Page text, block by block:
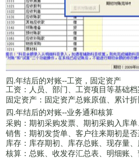
四.年结后的对账--工资，固定资产
工资：人员、部门、工资项目等基础
固定资产：固定资产总账原值、累计
四.年结后的对账--业务通和核算
采购：期初采购发票、期初采购入库
销售：期初发货单、客户往来期初是
库存：库存期初、库存总账、现存量
核算：总账、收发存汇总表、明细账